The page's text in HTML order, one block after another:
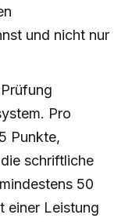
und nicht nur
Pro
Punkte,
schriftliche
50
einer Leistung